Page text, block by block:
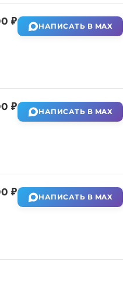
₽ НАПИСАТЬ В MAX
₽ НАПИСАТЬ В MAX
₽ НАПИСАТЬ В MAX